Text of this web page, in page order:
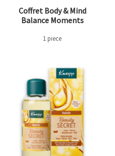
Coffret Body & Mind
Balance Moments
1 piece